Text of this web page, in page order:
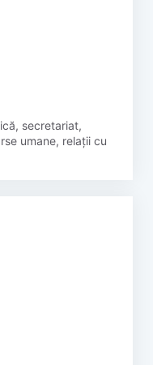
secretariat,
umane, relații cu